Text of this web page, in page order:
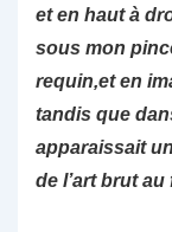
et en haut à
sous mon
requin,et en
tandis que
apparaissait
de l’art brut au